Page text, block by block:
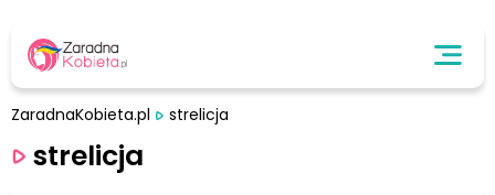
ZaradnaKobieta.pl strelicja
strelicja